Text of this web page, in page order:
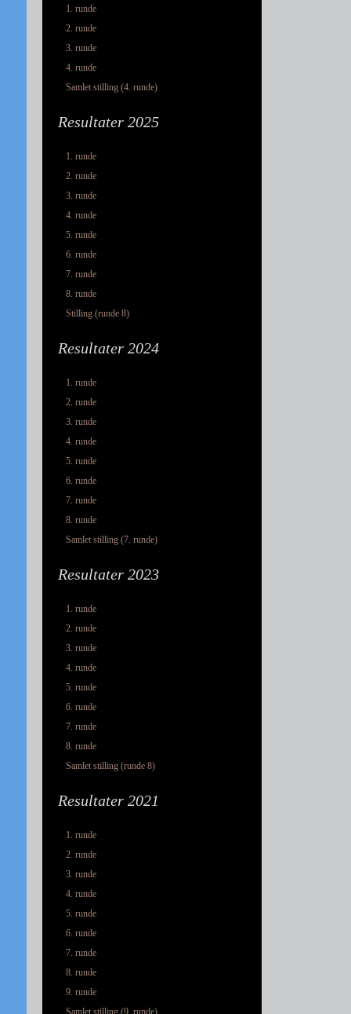
1. runde
2. runde
3. runde
4. runde
Samlet stilling (4. runde)
Resultater 2025
1. runde
2. runde
3. runde
4. runde
5. runde
6. runde
7. runde
8. runde
Stilling (runde 8)
Resultater 2024
1. runde
2. runde
3. runde
4. runde
5. runde
6. runde
7. runde
8. runde
Samlet stilling (7. runde)
Resultater 2023
1. runde
2. runde
3. runde
4. runde
5. runde
6. runde
7. runde
8. runde
Samlet stilling (runde 8)
Resultater 2021
1. runde
2. runde
3. runde
4. runde
5. runde
6. runde
7. runde
8. runde
9. runde
Samlet stilling (9. runde)